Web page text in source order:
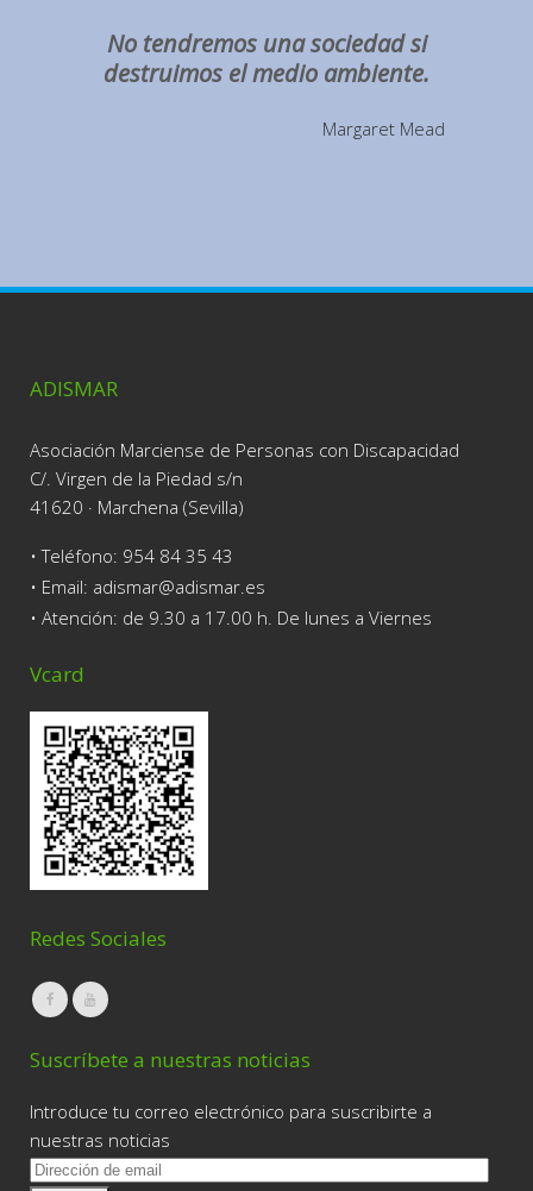
No tendremos una sociedad si
destruimos el medio ambiente.
Margaret Mead
ADISMAR
Asociación Marciense de Personas con Discapacidad
C/. Virgen de la Piedad s/n
41620 · Marchena (Sevilla)
• Teléfono: 954 84 35 43
• Email: adismar@adismar.es
• Atención: de 9.30 a 17.00 h. De lunes a Viernes
Vcard
Redes Sociales
Suscríbete a nuestras noticias
Introduce tu correo electrónico para suscribirte a
nuestras noticias
D